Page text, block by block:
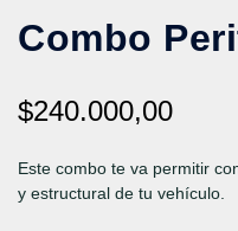
Combo
$240.000,00
Este combo te va permitir
y estructural de tu vehículo.